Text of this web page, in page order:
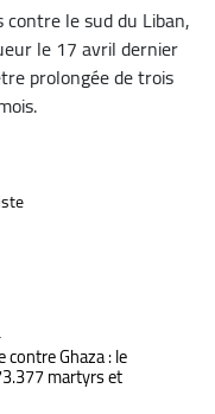
le sud du Liban,
le 17 avril dernier
prolongée de trois
Ghaza : le
martyrs et